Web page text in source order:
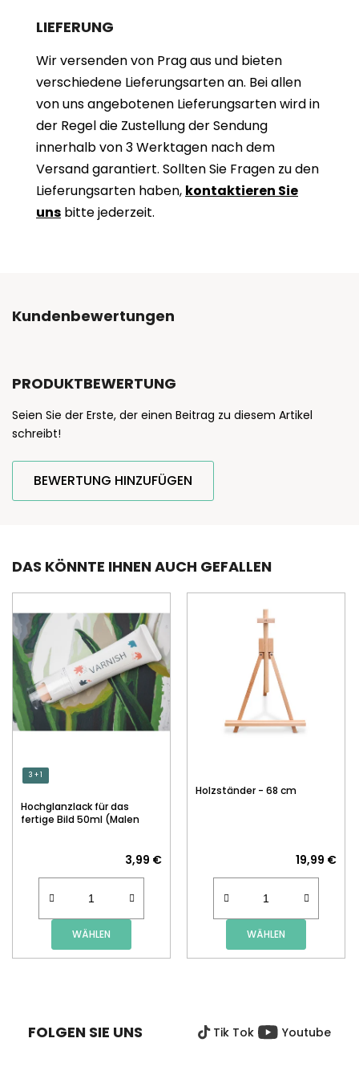
LIEFERUNG
Wir versenden von Prag aus und bieten
verschiedene Lieferungsarten an. Bei allen
von uns angebotenen Lieferungsarten wird in
der Regel die Zustellung der Sendung
innerhalb von 3 Werktagen nach dem
Versand garantiert. Sollten Sie Fragen zu den
Lieferungsarten haben, kontaktieren Sie
uns bitte jederzeit.
Kundenbewertungen
PRODUKTBEWERTUNG
Seien Sie der Erste, der einen Beitrag zu diesem Artikel
schreibt!
BEWERTUNG HINZUFÜGEN
DAS KÖNNTE IHNEN AUCH GEFALLEN
3 + 1
Hochglanzlack für das
fertige Bild 50ml (Malen
3,99 €
WÄHLEN
Holzständer - 68 cm
19,99 €
WÄHLEN
FOLGEN SIE UNS Tik Tok Youtube